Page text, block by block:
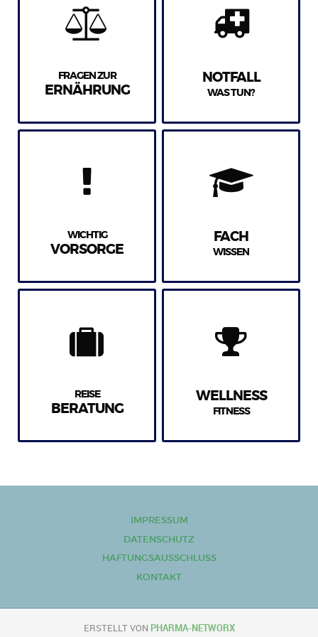
FRAGEN ZUR
ERNÄHRUNG
NOTFALL
WAS TUN?
WICHTIG
VORSORGE
FACH
WISSEN
REISE
BERATUNG
WELLNESS
FITNESS
IMPRESSUM
DATENSCHUTZ
HAFTUNGSAUSSCHLUSS
KONTAKT
ERSTELLT VON PHARMA-NETWORX